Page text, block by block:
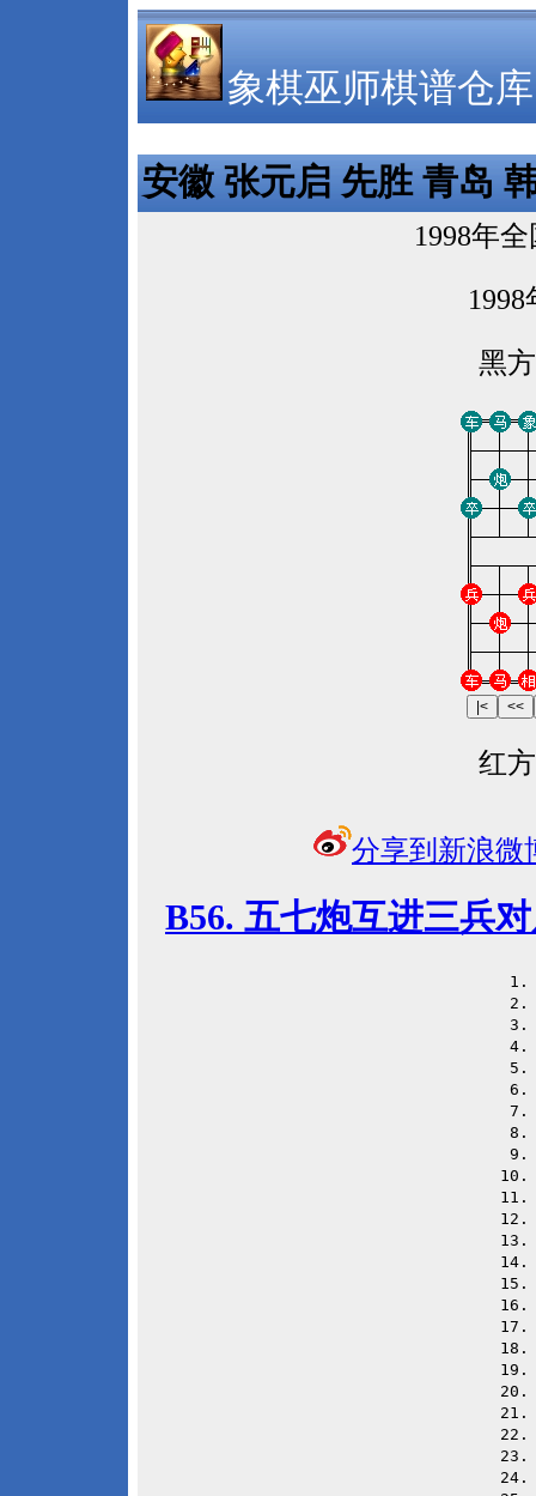
象棋巫师棋谱仓库
安徽 张元启 先胜 青岛
1998年
黑
红
分享到新浪微
B56. 五七炮互进三兵
1.
2.
3.
4.
5.
6.
7.
8.
9.
10.
11.
12.
13.
14.
15.
16.
17.
18.
19.
20.
21.
22.
23.
24.